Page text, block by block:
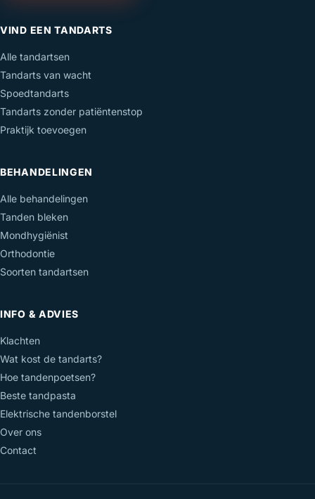
VIND EEN TANDARTS
Alle tandartsen
Tandarts van wacht
Spoedtandarts
Tandarts zonder patiëntenstop
Praktijk toevoegen
BEHANDELINGEN
Alle behandelingen
Tanden bleken
Mondhygiënist
Orthodontie
Soorten tandartsen
INFO & ADVIES
Klachten
Wat kost de tandarts?
Hoe tandenpoetsen?
Beste tandpasta
Elektrische tandenborstel
Over ons
Contact